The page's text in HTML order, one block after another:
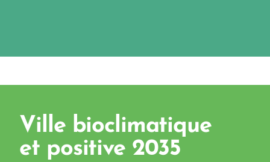
Ville bioclimatique
et positive 2035